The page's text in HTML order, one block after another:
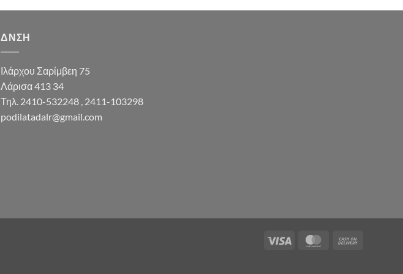
ΔΝΣΗ
Ιλάρχου Σαρίμβεη 75
Λάρισα 413 34
Τηλ. 2410-532248 , 2411-103298
podilatadalr@gmail.com
Visa MasterCard